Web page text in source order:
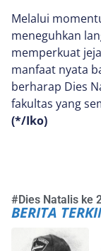
Melalui
meneguhkan
memperkuat
manfaat nyata
berharap Dies
fakultas yang
(*/Iko)
#Dies Natalis ke
BERITA